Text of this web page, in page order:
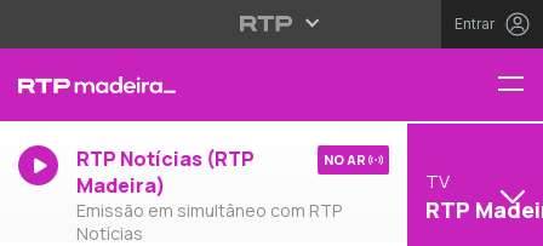
Entrar
RTP Notícias (RTP
Madeira)
Emissão em simultâneo com RTP
Notícias
NO AR
TV
RTP